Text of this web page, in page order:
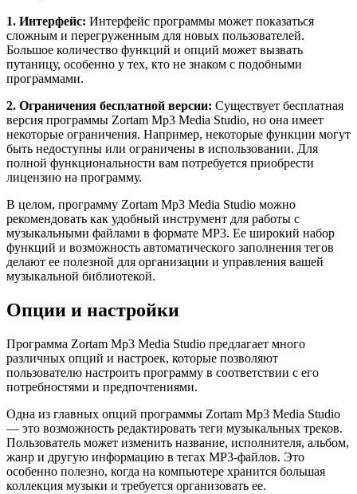
1. Интерфейс: Интерфейс программы может показаться
сложным и перегруженным для новых пользователей.
Большое количество функций и опций может вызвать
путаницу, особенно у тех, кто не знаком с подобными
программами.
2. Ограничения бесплатной версии: Существует бесплатная
версия программы Zortam Mp3 Media Studio, но она имеет
некоторые ограничения. Например, некоторые функции могут
быть недоступны или ограничены в использовании. Для
полной функциональности вам потребуется приобрести
лицензию на программу.
В целом, программу Zortam Mp3 Media Studio можно
рекомендовать как удобный инструмент для работы с
музыкальными файлами в формате MP3. Ее широкий набор
функций и возможность автоматического заполнения тегов
делают ее полезной для организации и управления вашей
музыкальной библиотекой.
Опции и настройки
Программа Zortam Mp3 Media Studio предлагает много
различных опций и настроек, которые позволяют
пользователю настроить программу в соответствии с его
потребностями и предпочтениями.
Одна из главных опций программы Zortam Mp3 Media Studio
— это возможность редактировать теги музыкальных треков.
Пользователь может изменить название, исполнителя, альбом,
жанр и другую информацию в тегах MP3-файлов. Это
особенно полезно, когда на компьютере хранится большая
коллекция музыки и требуется организовать ее.